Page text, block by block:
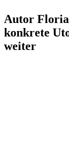
Autor
konkrete
weiter